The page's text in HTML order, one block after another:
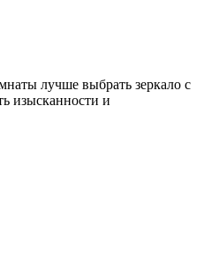
лучше выбрать зеркало с
изысканности и